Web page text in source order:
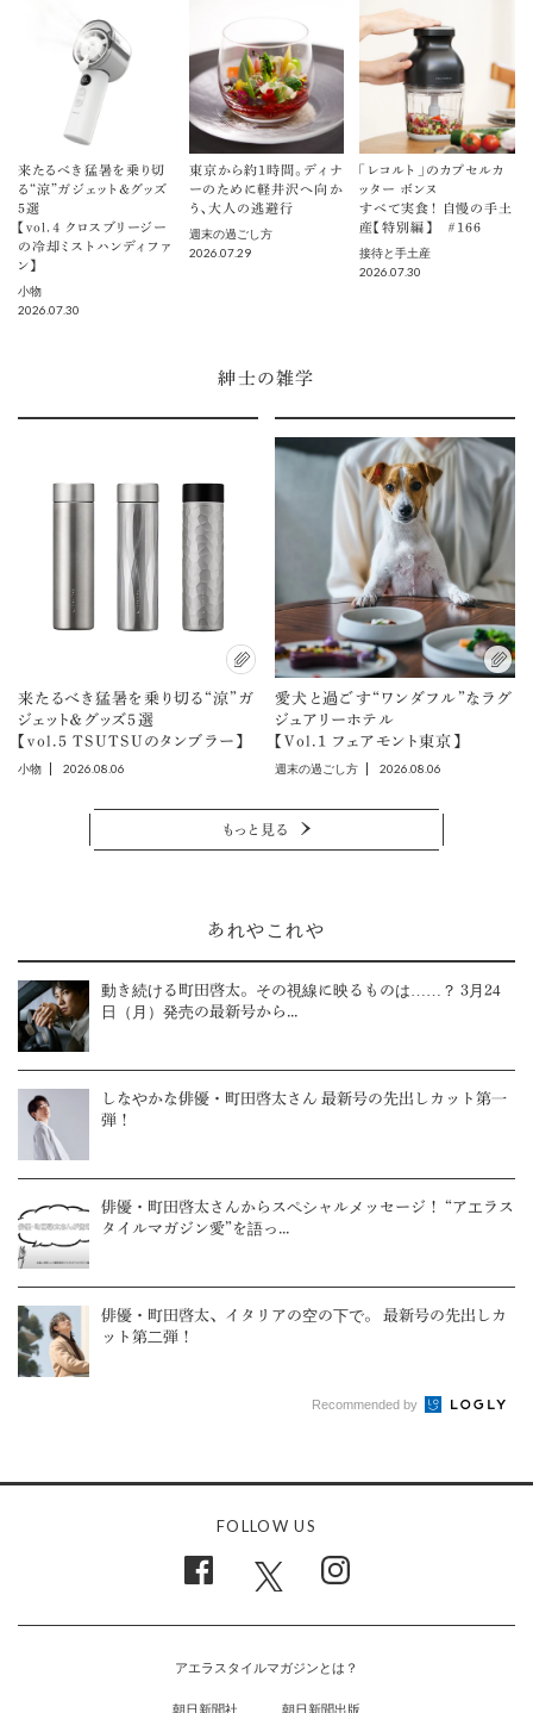
来たるべき猛暑を乗り切
る“涼”ガジェット＆グッズ
5選
【vol.４ クロスブリージー
の冷却ミストハンディファ
ン】
小物
2026.07.30
東京から約1時間。ディナ
ーのために軽井沢へ向か
う、大人の逃避行
週末の過ごし方
2026.07.29
「レコルト」のカプセルカ
ッター ボンヌ
すべて実食！ 自慢の手土
産【特別編】 ＃166
接待と手土産
2026.07.30
紳士の雑学
来たるべき猛暑を乗り切る“涼”ガ
ジェット＆グッズ5選
【vol.5 TSUTSUのタンブラー】
小物 2026.08.06
愛犬と過ごす“ワンダフル”なラグ
ジュアリーホテル
【Vol.1 フェアモント東京】
週末の過ごし方 2026.08.06
もっと見る
あれやこれや
動き続ける町田啓太。その視線に映るものは……？ 3月24
日（月）発売の最新号から...
しなやかな俳優・町田啓太さん 最新号の先出しカット第一
弾！
俳優・町田啓太さんからスペシャルメッセージ！ “アエラス
タイルマガジン愛”を語っ...
俳優・町田啓太、イタリアの空の下で。 最新号の先出しカ
ット第二弾！
Recommended by
FOLLOW US
アエラスタイルマガジンとは？
朝日新聞社 朝日新聞出版